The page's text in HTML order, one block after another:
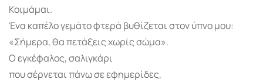
Κοιμάμαι.
Ένα καπέλο γεμάτο φτερά βυθίζεται στον ύπνο μου:
«Σήμερα, θα πετάξεις χωρίς σώμα».
Ο εγκέφαλος, σαλιγκάρι
που σέρνεται πάνω σε εφημερίδες,